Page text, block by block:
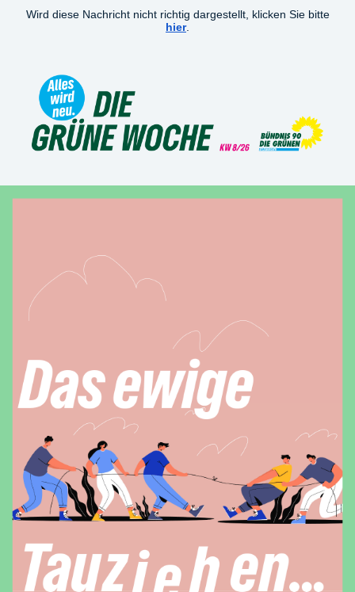
Wird diese Nachricht nicht richtig dargestellt, klicken Sie bitte
hier.